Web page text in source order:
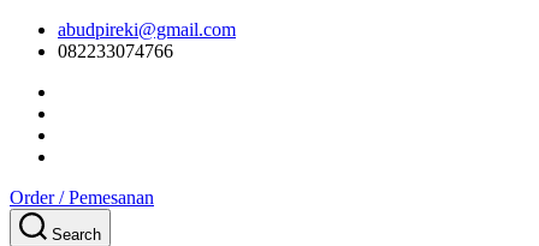
Skip
content
abudpireki@gmail.com
082233074766
Order / Pemesanan
Search